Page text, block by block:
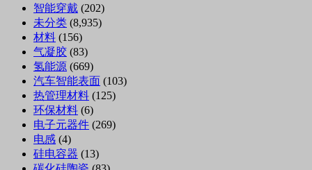
智能穿戴 (202)
未分类 (8,935)
材料 (156)
气凝胶 (83)
氢能源 (669)
汽车智能表面 (103)
热管理材料 (125)
环保材料 (6)
电子元器件 (269)
电感 (4)
硅电容器 (13)